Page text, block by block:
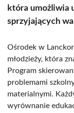
która umożliwia
sprzyjających
Ośrodek w
młodzieży, która
Program
problemami
materialnymi.
wyrównanie